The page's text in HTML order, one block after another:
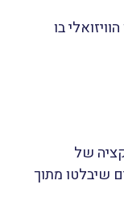
בו
של
שיבלטו מתוך